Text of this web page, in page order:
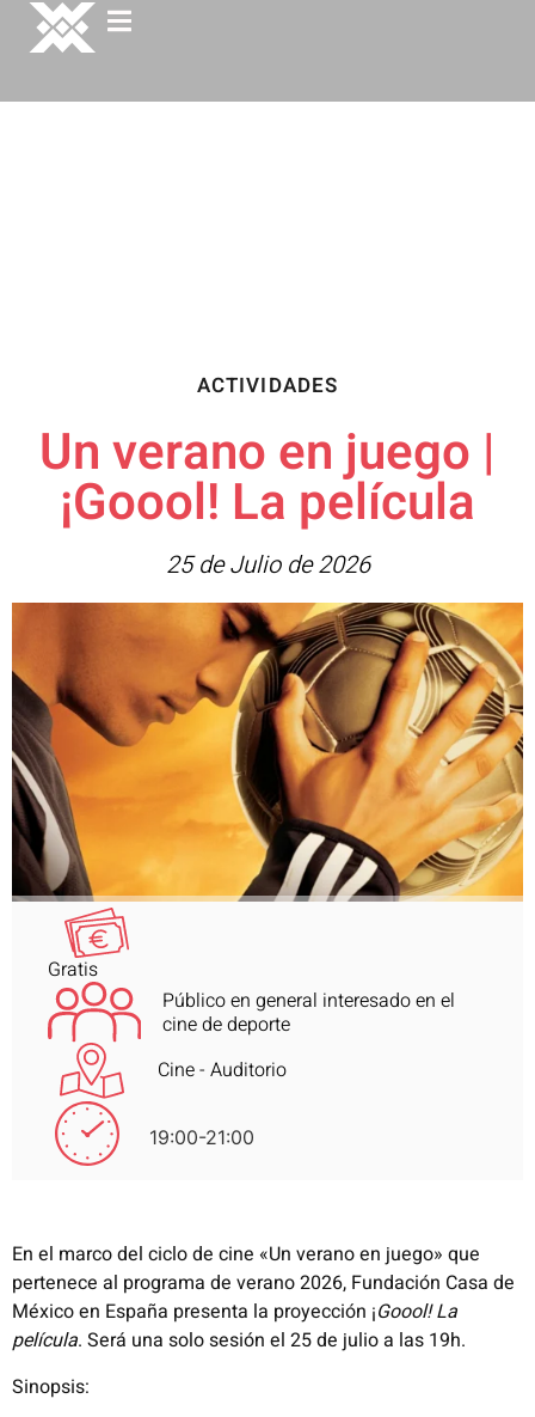
ACTIVIDADES
Un verano en juego |
¡Goool! La película
25 de Julio de 2026
Gratis
Público en general interesado en el
cine de deporte
Cine - Auditorio
19:00-21:00
En el marco del ciclo de cine «Un verano en juego» que
pertenece al programa de verano 2026, Fundación Casa de
México en España presenta la proyección ¡Goool! La
película. Será una solo sesión el 25 de julio a las 19h.
Sinopsis: